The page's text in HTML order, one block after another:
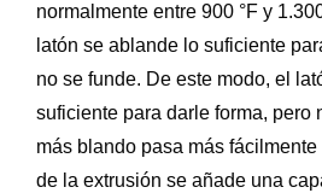
normalmente entre 900 °F y
latón se ablande lo suficiente
no se funde. De este modo, el
suficiente para darle forma, pero
más blando pasa más
de la extrusión se añade una